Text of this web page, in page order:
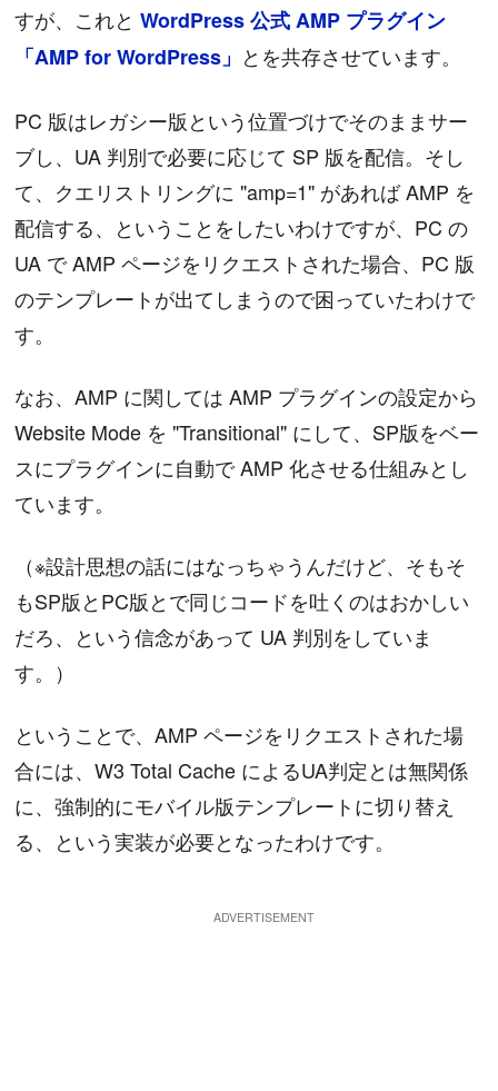
すが、これとWordPress 公式 AMP プラグイン
「AMP for WordPress」 とを共存させています。
PC 版はレガシー版という位置づけでそのままサー
ブし、UA 判別で必要に応じて SP 版を配信。そし
て、クエリストリングに "amp=1" があれば AMP を
配信する、ということをしたいわけですが、PC の
UA で AMP ページをリクエストされた場合、PC 版
のテンプレートが出てしまうので困っていたわけで
す。
なお、AMP に関しては AMP プラグインの設定から
Website Mode を "Transitional" にして、SP版をベー
スにプラグインに自動で AMP 化させる仕組みとし
ています。
（※設計思想の話にはなっちゃうんだけど、そもそ
もSP版とPC版とで同じコードを吐くのはおかしい
だろ、という信念があって UA 判別をしていま
す。）
ということで、AMP ページをリクエストされた場
合には、W3 Total Cache によるUA判定とは無関係
に、強制的にモバイル版テンプレートに切り替え
る、という実装が必要となったわけです。